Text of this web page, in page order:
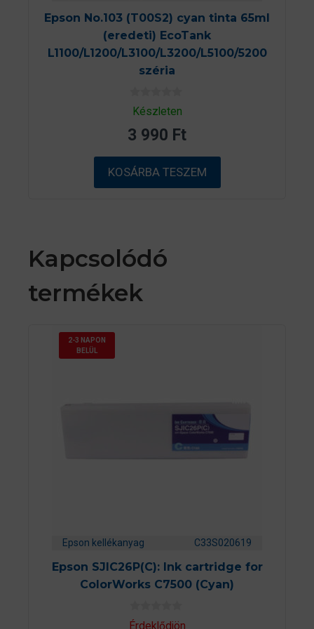
Epson No.103 (T00S2) cyan tinta 65ml
(eredeti) EcoTank
L1100/L1200/L3100/L3200/L5100/5200
széria
0
a
5
b
ő
l
Készleten
3 990 Ft
KOSÁRBA TESZEM
Kapcsolódó
termékek
2-3 NAPON
BELÜL
Epson kellékanyag C33S020619
Epson SJIC26P(C): Ink cartridge for
ColorWorks C7500 (Cyan)
0
Érdeklődjön